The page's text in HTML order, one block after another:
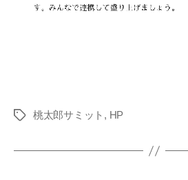
タ
桃太郎サミット , HP